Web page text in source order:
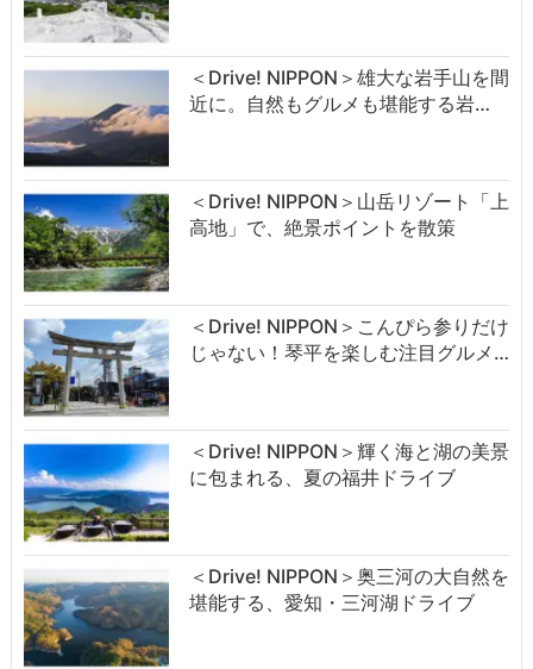
＜Drive! NIPPON＞雄大な岩手山を間
近に。自然もグルメも堪能する岩…
＜Drive! NIPPON＞山岳リゾート「上
高地」で、絶景ポイントを散策
＜Drive! NIPPON＞こんぴら参りだけ
じゃない！琴平を楽しむ注目グルメ…
＜Drive! NIPPON＞輝く海と湖の美景
に包まれる、夏の福井ドライブ
＜Drive! NIPPON＞奥三河の大自然を
堪能する、愛知・三河湖ドライブ